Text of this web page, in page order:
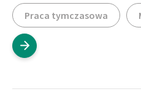
Praca tymczasowa